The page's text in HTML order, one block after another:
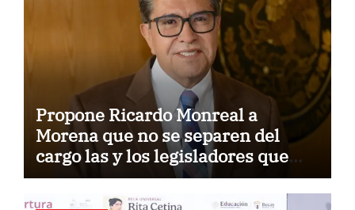
Propone Ricardo Monreal a
Morena que no se separen del
cargo las y los legisladores que
quieren reelegirse